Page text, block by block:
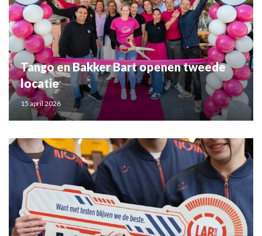
Tango en Bakker Bart openen tweede
locatie
15 april 2026